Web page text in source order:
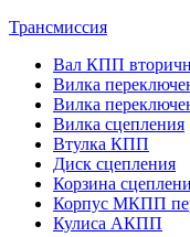
Трансмиссия
Вал КПП
Вилка
Вилка
Вилка сцепления
Втулка КПП
Диск сцепления
Корзина
Корпус МКПП
Кулиса АКПП